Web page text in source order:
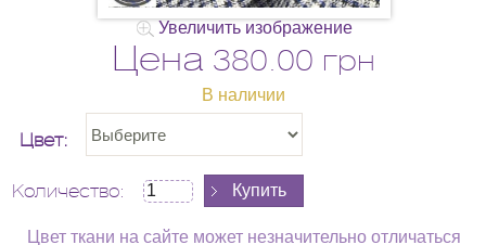
Увеличить изображение
Цена 380.00 грн
В наличии
Цвет:
Количество:
Цвет ткани на сайте может незначительно отличаться